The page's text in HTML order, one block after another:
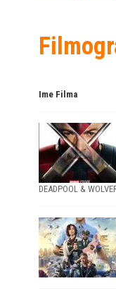
Ime Filma
DEADPOOL &